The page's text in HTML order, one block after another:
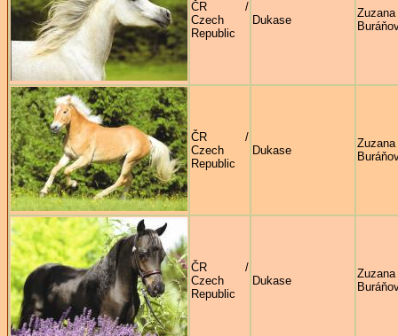
ČR /
Czech
Republic
Dukase
Zuzana
ČR /
Czech
Republic
Dukase
Zuzana
ČR /
Czech
Republic
Dukase
Zuzana